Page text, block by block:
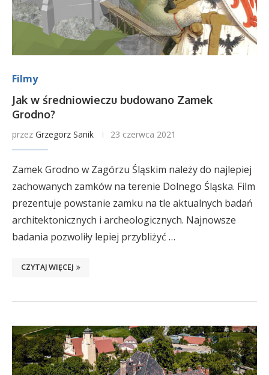
Filmy
Jak w średniowieczu budowano Zamek
Grodno?
przez Grzegorz Sanik 23 czerwca 2021
Zamek Grodno w Zagórzu Śląskim należy do najlepiej
zachowanych zamków na terenie Dolnego Śląska. Film
prezentuje powstanie zamku na tle aktualnych badań
architektonicznych i archeologicznych. Najnowsze
badania pozwoliły lepiej przybliżyć …
CZYTAJ WIĘCEJ